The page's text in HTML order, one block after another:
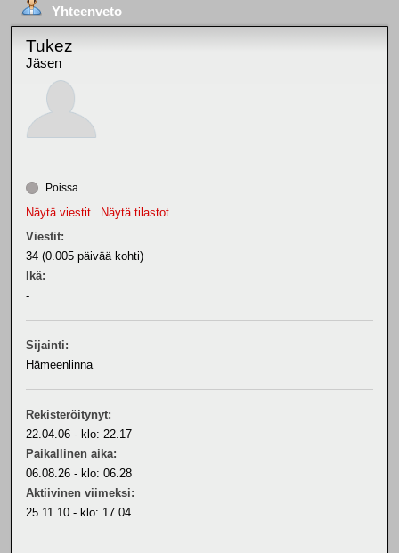
Yhteenveto
Tukez
Jäsen
Poissa
Näytä viestit
Näytä tilastot
Viestit:
34 (0.005 päivää kohti)
Ikä:
-
Sijainti:
Hämeenlinna
Rekisteröitynyt:
22.04.06 - klo: 22.17
Paikallinen aika:
06.08.26 - klo: 06.28
Aktiivinen viimeksi:
25.11.10 - klo: 17.04